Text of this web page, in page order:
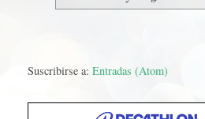
Suscribirse a: Entradas (Atom)